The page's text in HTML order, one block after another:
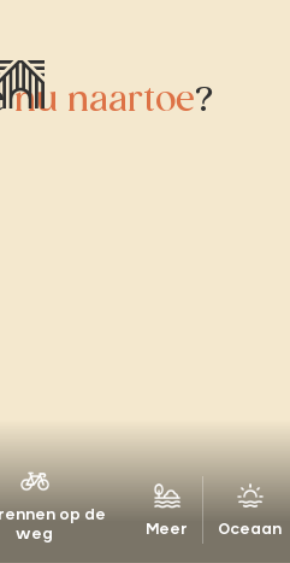
nu naartoe?
op de
weg
Meer Oceaan